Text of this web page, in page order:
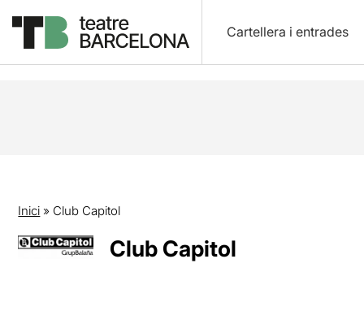
Cartellera i entrades
Inici » Club Capitol
Club Capitol